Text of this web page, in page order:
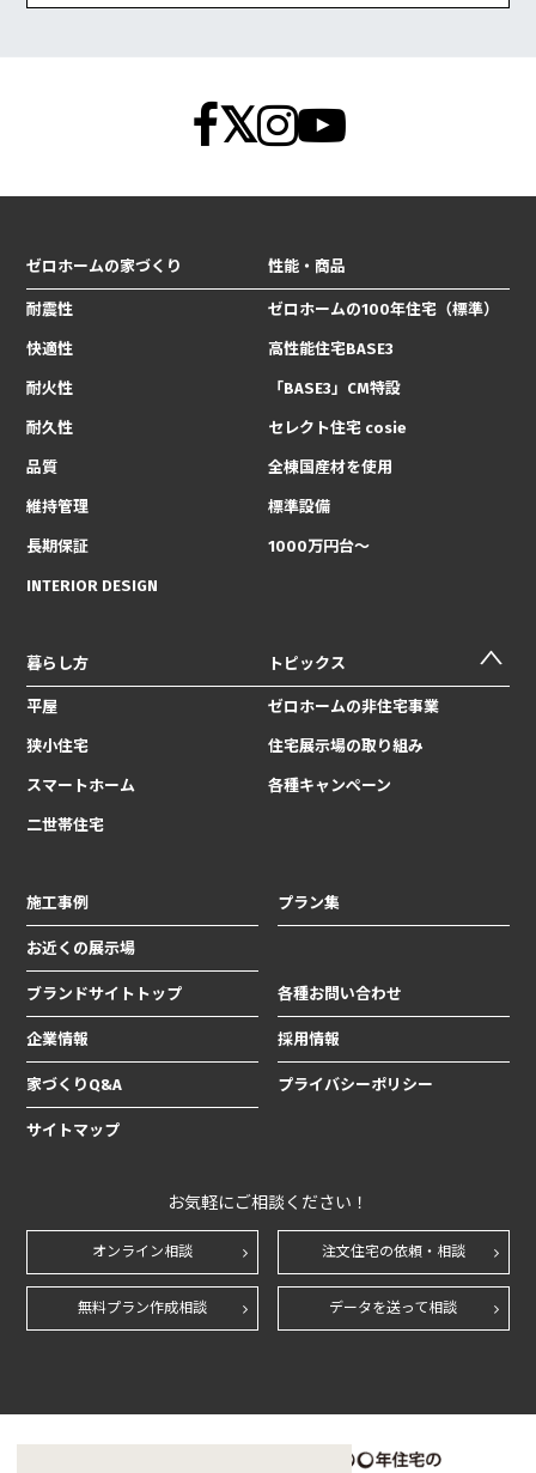
ゼロホームの家づくり
耐震性
快適性
耐火性
耐久性
品質
維持管理
長期保証
INTERIOR DESIGN
性能・商品
ゼロホームの100年住宅（標準）
高性能住宅BASE3
「BASE3」CM特設
セレクト住宅 cosie
全棟国産材を使用
標準設備
1000万円台〜
暮らし方
平屋
狭小住宅
スマートホーム
二世帯住宅
トピックス
ゼロホームの非住宅事業
住宅展示場の取り組み
各種キャンペーン
施工事例 プラン集
お近くの展示場
ブランドサイトトップ 各種お問い合わせ
企業情報 採用情報
家づくりQ&A プライバシーポリシー
サイトマップ
お気軽にご相談ください！
オンライン相談 注文住宅の依頼・相談
無料プラン作成相談 データを送って相談